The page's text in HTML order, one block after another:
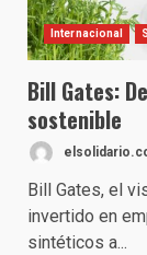
Internacional
Bill Gates:
sostenible
Bill Gates, el
invertido en
sintéticos a...